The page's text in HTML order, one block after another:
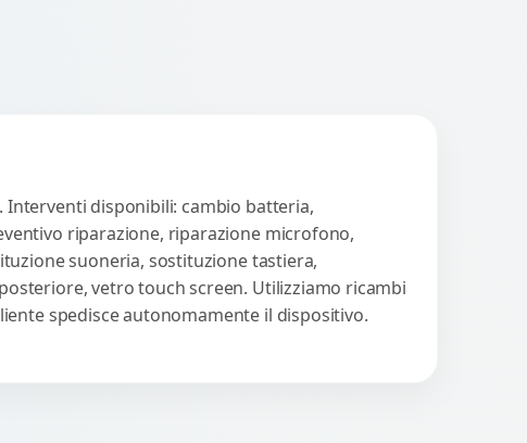
Interventi disponibili: cambio batteria,
riparazione, riparazione microfono,
suoneria, sostituzione tastiera,
vetro touch screen. Utilizziamo ricambi
spedisce autonomamente il dispositivo.